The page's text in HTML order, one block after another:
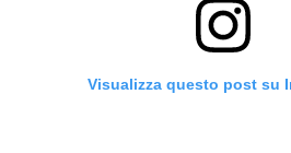
Visualizza questo post su